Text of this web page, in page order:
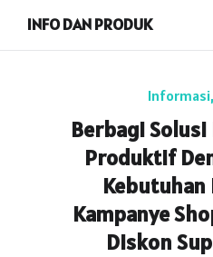
INFO DAN PRODUK
Informasi,
Berbagi
Produktif
Kebutuhan
Kampanye
Diskon